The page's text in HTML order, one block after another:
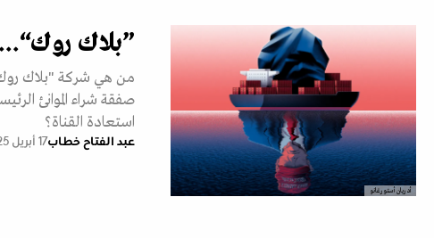
أدريان أستورغانو
”بلاك روك“...
من هي شركة "بلاك روك"
صفقة شراء الموانئ
استعادة القناة؟
عبد الفتاح خطاب17 أبريل 2025